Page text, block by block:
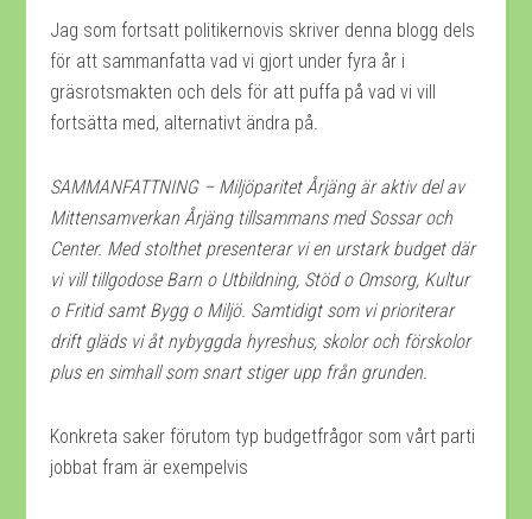
Jag som fortsatt politikernovis skriver denna blogg dels
för att sammanfatta vad vi gjort under fyra år i
gräsrotsmakten och dels för att puffa på vad vi vill
fortsätta med, alternativt ändra på.
SAMMANFATTNING – Miljöparitet Årjäng är aktiv del av
Mittensamverkan Årjäng tillsammans med Sossar och
Center. Med stolthet presenterar vi en urstark budget där
vi vill tillgodose Barn o Utbildning, Stöd o Omsorg, Kultur
o Fritid samt Bygg o Miljö. Samtidigt som vi prioriterar
drift gläds vi åt nybyggda hyreshus, skolor och förskolor
plus en simhall som snart stiger upp från grunden.
Konkreta saker förutom typ budgetfrågor som vårt parti
jobbat fram är exempelvis